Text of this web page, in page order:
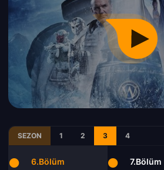
SEZON 1 2 3 4
6.Bölüm 7.Bölüm